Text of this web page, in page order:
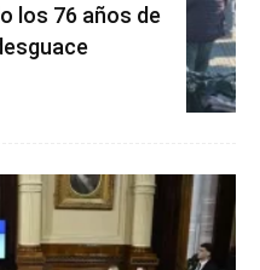
los 76 años de